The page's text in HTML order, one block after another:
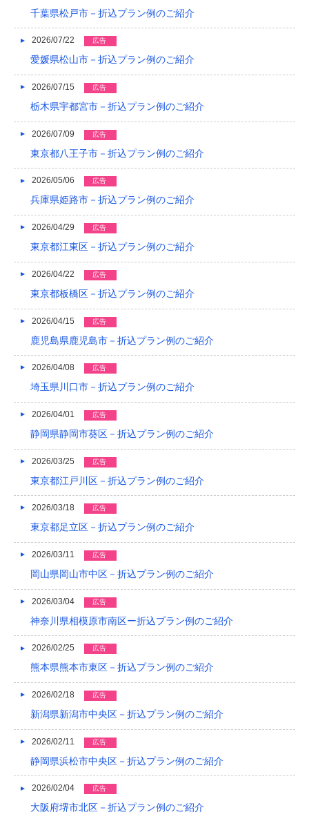
2022/09
2022/08
2022/07
2022/06
2022/05
2022/04
2022/03
2022/02
2021/12
2021/11
2021/10
2021/09
2021/08
2021/05
2021/04
2020/12
2020/08
2020/04
2019/12
2019/08
2019/07
2019/06
2019/05
千葉県松戸市－折込プラン例のご紹介
2026/07/22 広告
愛媛県松山市－折込プラン例のご紹介
2026/07/15 広告
栃木県宇都宮市－折込プラン例のご紹介
2026/07/09 広告
東京都八王子市－折込プラン例のご紹介
2026/05/06 広告
兵庫県姫路市－折込プラン例のご紹介
2026/04/29 広告
東京都江東区－折込プラン例のご紹介
2026/04/22 広告
東京都板橋区－折込プラン例のご紹介
2026/04/15 広告
鹿児島県鹿児島市－折込プラン例のご紹介
2026/04/08 広告
埼玉県川口市－折込プラン例のご紹介
2026/04/01 広告
静岡県静岡市葵区－折込プラン例のご紹介
2026/03/25 広告
東京都江戸川区－折込プラン例のご紹介
2026/03/18 広告
東京都足立区－折込プラン例のご紹介
2026/03/11 広告
岡山県岡山市中区－折込プラン例のご紹介
2026/03/04 広告
神奈川県相模原市南区ー折込プラン例のご紹介
2026/02/25 広告
熊本県熊本市東区－折込プラン例のご紹介
2026/02/18 広告
新潟県新潟市中央区－折込プラン例のご紹介
2026/02/11 広告
静岡県浜松市中央区－折込プラン例のご紹介
2026/02/04 広告
大阪府堺市北区－折込プラン例のご紹介